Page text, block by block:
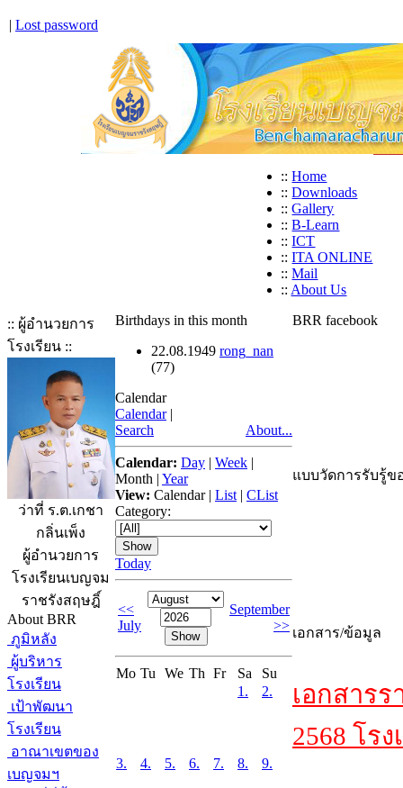
| Lost password
:: Home
:: Downloads
:: Gallery
:: B-Learn
:: ICT
:: ITA ONLINE
:: Mail
:: About Us
:: ผู้อำนวยการ
โรงเรียน ::
ว่าที่ ร.ต.เกชา
กลิ่นเพ็ง
ผู้อำนวยการ
โรงเรียนเบญจม
ราชรังสฤษฎิ์
About BRR
ภูมิหลัง
ผู้บริหาร
โรงเรียน
เป้าพัฒนา
โรงเรียน
อาณาเขตของ
เบญจมฯ
Birthdays in this month
22.08.1949 rong_nan
(77)
Calendar
Calendar |
Search
About...
Calendar: Day | Week |
Month | Year
View: Calendar| List | CList
Category:
Today
<<
July
September
>>
Mo Tu We Th Fr Sa
Su
1.
2.
3. 4. 5. 6. 7. 8. 9.
BRR facebook
แบบวัดการรับรู้ข
เอกสาร/ข้อมูล
เอกสาร
2568 โร